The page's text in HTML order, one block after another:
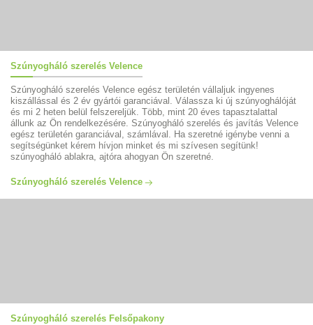
Szúnyogháló szerelés Velence
Szúnyogháló szerelés Velence egész területén vállaljuk ingyenes
kiszállással és 2 év gyártói garanciával. Válassza ki új szúnyoghálóját
és mi 2 heten belül felszereljük. Több, mint 20 éves tapasztalattal
állunk az Ön rendelkezésére. Szúnyogháló szerelés és javítás Velence
egész területén garanciával, számlával. Ha szeretné igénybe venni a
segítségünket kérem hívjon minket és mi szívesen segítünk!
szúnyogháló ablakra, ajtóra ahogyan Ön szeretné.
Szúnyogháló szerelés Velence
Szúnyogháló szerelés Felsőpakony